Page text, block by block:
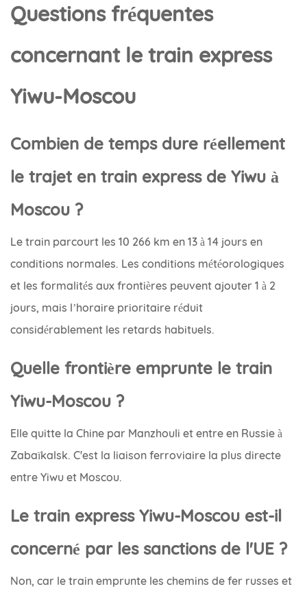
Questions fréquentes
concernant le train express
Yiwu-Moscou
Combien de temps dure réellement
le trajet en train express de Yiwu à
Moscou ?
Le train parcourt les 10 266 km en 13 à 14 jours en
conditions normales. Les conditions météorologiques
et les formalités aux frontières peuvent ajouter 1 à 2
jours, mais l’horaire prioritaire réduit
considérablement les retards habituels.
Quelle frontière emprunte le train
Yiwu-Moscou ?
Elle quitte la Chine par Manzhouli et entre en Russie à
Zabaïkalsk. C'est la liaison ferroviaire la plus directe
entre Yiwu et Moscou.
Le train express Yiwu-Moscou est-il
concerné par les sanctions de l'UE ?
Non, car le train emprunte les chemins de fer russes et